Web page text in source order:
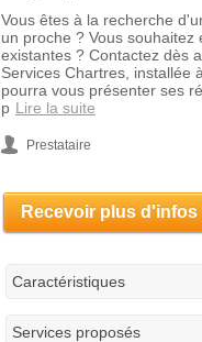
Vous êtes à la recherche
un proche ? Vous
existantes ? Contactez dès
Services Chartres, installée
pourra vous présenter ses
p Lire la suite
Prestataire
Recevoir plus d'infos
Caractéristiques
Services proposés